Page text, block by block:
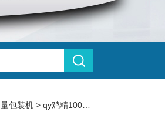
包装机 > qy鸡精100g食品颗粒定量包装机械设备